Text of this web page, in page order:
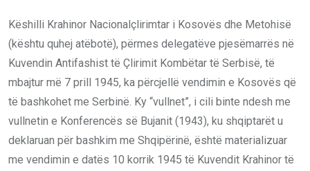
Këshilli Krahinor Nacionalçlirimtar i Kosovës dhe Metohisë
(kështu quhej atëbotë), përmes delegatëve pjesëmarrës në
Kuvendin Antifashist të Çlirimit Kombëtar të Serbisë, të
mbajtur më 7 prill 1945, ka përcjellë vendimin e Kosovës që
të bashkohet me Serbinë. Ky “vullnet”, i cili binte ndesh me
vullnetin e Konferencës së Bujanit (1943), ku shqiptarët u
deklaruan për bashkim me Shqipërinë, është materializuar
me vendimin e datës 10 korrik 1945 të Kuvendit Krahinor të